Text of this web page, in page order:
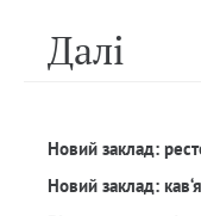
Далi
Новий заклад:
Новий заклад: